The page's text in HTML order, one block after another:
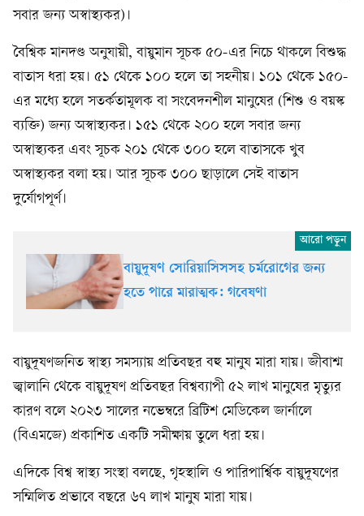
সবার জন্য অস্বাস্থ্যকর)।
বৈশ্বিক মানদণ্ড অনুযায়ী, বায়ুমান সূচক ৫০-এর নিচে থাকলে বিশুদ্ধ
বাতাস ধরা হয়। ৫১ থেকে ১০০ হলে তা সহনীয়। ১০১ থেকে ১৫০-
এর মধ্যে হলে সতর্কতামূলক বা সংবেদনশীল মানুষের (শিশু ও বয়স্ক
ব্যক্তি) জন্য অস্বাস্থ্যকর। ১৫১ থেকে ২০০ হলে সবার জন্য
অস্বাস্থ্যকর এবং সূচক ২০১ থেকে ৩০০ হলে বাতাসকে খুব
অস্বাস্থ্যকর বলা হয়। আর সূচক ৩০০ ছাড়ালে সেই বাতাস
দুর্যোগপূর্ণ।
বায়ুদূষণ সোরিয়াসিসসহ চর্মরোগের জন্য
হতে পারে মারাত্মক: গবেষণা
বায়ুদূষণজনিত স্বাস্থ্য সমস্যায় প্রতিবছর বহু মানুষ মারা যায়। জীবাশ্ম
জ্বালানি থেকে বায়ুদূষণ প্রতিবছর বিশ্বব্যাপী ৫২ লাখ মানুষের মৃত্যুর
কারণ বলে ২০২৩ সালের নভেম্বরে ব্রিটিশ মেডিকেল জার্নালে
(বিএমজে) প্রকাশিত একটি সমীক্ষায় তুলে ধরা হয়।
এদিকে বিশ্ব স্বাস্থ্য সংস্থা বলছে, গৃহস্থালি ও পারিপার্শ্বিক বায়ুদূষণের
সম্মিলিত প্রভাবে বছরে ৬৭ লাখ মানুষ মারা যায়।